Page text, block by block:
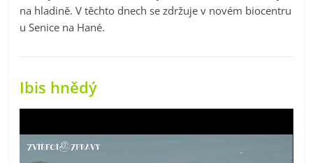
na hladině. V těchto dnech se zdržuje v novém biocentru
u Senice na Hané.
Ibis hnědý
přehrávač